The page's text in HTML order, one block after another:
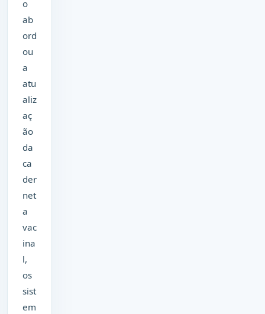
o
ab
ord
ou
a
atu
aliz
aç
ão
da
ca
der
net
a
vac
ina
l,
os
sist
em